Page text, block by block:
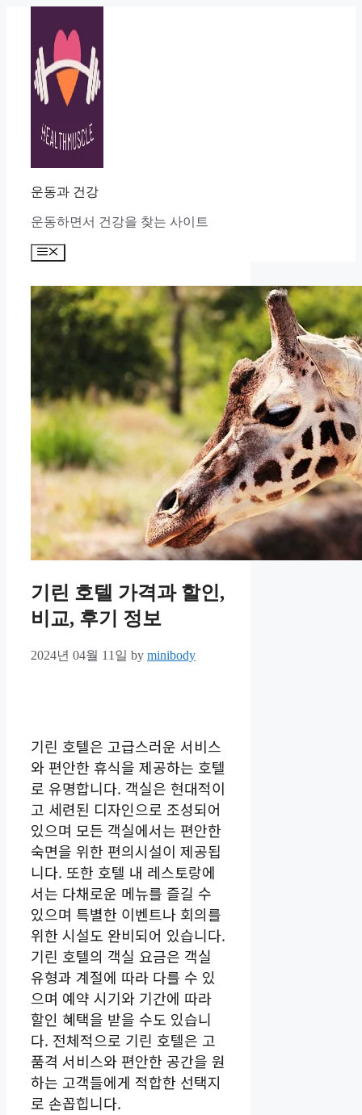
운동과 건강
운동하면서 건강을 찾는 사이트
Menu
기린 호텔 가격과 할인,
비교, 후기 정보
2024년 04월 11일 by minibody
기린 호텔은 고급스러운 서비스
와 편안한 휴식을 제공하는 호텔
로 유명합니다. 객실은 현대적이
고 세련된 디자인으로 조성되어
있으며 모든 객실에서는 편안한
숙면을 위한 편의시설이 제공됩
니다. 또한 호텔 내 레스토랑에
서는 다채로운 메뉴를 즐길 수
있으며 특별한 이벤트나 회의를
위한 시설도 완비되어 있습니다.
기린 호텔의 객실 요금은 객실
유형과 계절에 따라 다를 수 있
으며 예약 시기와 기간에 따라
할인 혜택을 받을 수도 있습니
다. 전체적으로 기린 호텔은 고
품격 서비스와 편안한 공간을 원
하는 고객들에게 적합한 선택지
로 손꼽힙니다.